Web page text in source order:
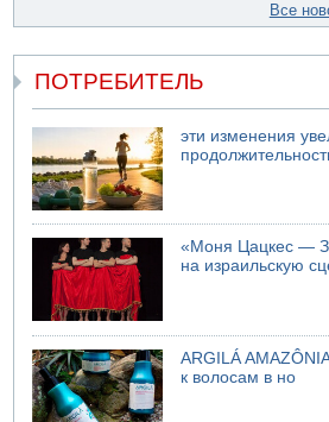
Все
ПОТРЕБИТЕЛЬ
эти изменения
«Моня Цацкес —
на израильскую
ARGILÁ
к волосам в но